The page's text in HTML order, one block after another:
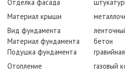
Отделка фасада
Материал крыши
Вид фундамента
Материал фундамента
бетон
Подушка фундамента
гравийная
Отопление
газовый